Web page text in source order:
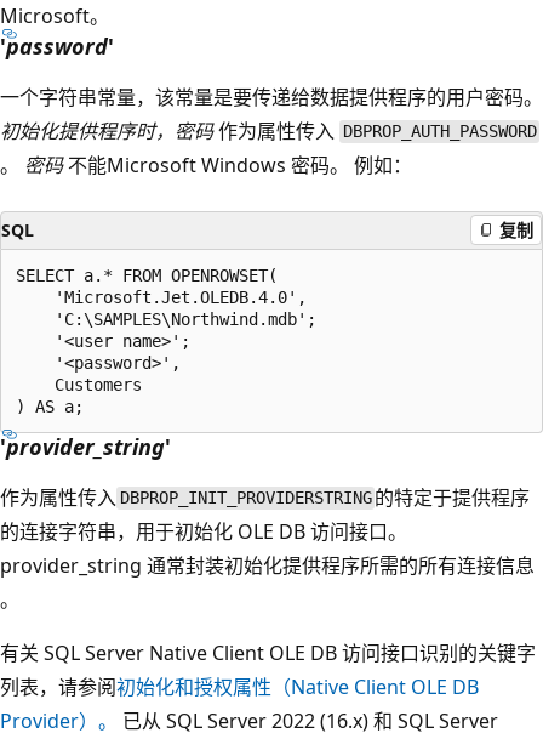
Microsoft。
'password'
一个字符串常量，该常量是要传递给数据提供程序的用户密码。
初始化提供程序时，密码作为属性传入 DBPROP_AUTH_PASSWORD
。 密码不能Microsoft Windows 密码。 例如：
SQL 复制
SELECT a.* FROM OPENROWSET(
    'Microsoft.Jet.OLEDB.4.0',
    'C:\SAMPLES\Northwind.mdb';
    '<user name>';
    '<password>',
    Customers
'provider_string'
作为属性传入 DBPROP_INIT_PROVIDERSTRING 的特定于提供程序
的连接字符串，用于初始化 OLE DB 访问接口。
provider_string 通常封装初始化提供程序所需的所有连接信息
。
有关 SQL Server Native Client OLE DB 访问接口识别的关键字
列表，请参阅初始化和授权属性（Native Client OLE DB
Provider）。
已从 SQL Server 2022 (16.x) 和 SQL Server